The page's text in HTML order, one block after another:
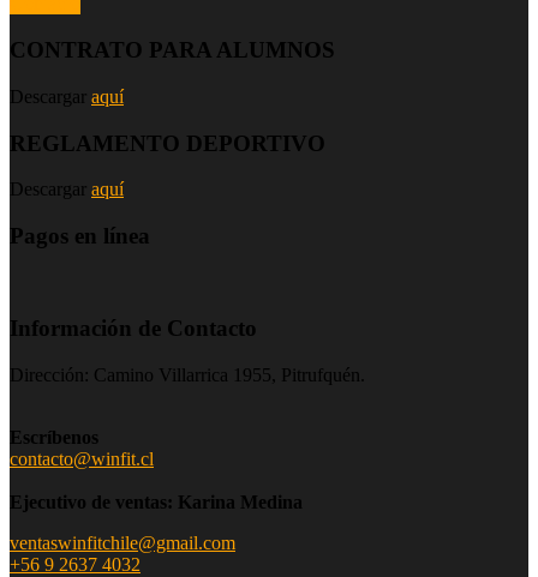
CONTRATO PARA ALUMNOS
Descargar aquí
REGLAMENTO DEPORTIVO
Descargar aquí
Pagos en línea
Información de Contacto
Dirección: Camino Villarrica 1955, Pitrufquén.
Escríbenos
contacto@winfit.cl
Ejecutivo de ventas: Karina Medina
ventaswinfitchile@gmail.com
+56 9 2637 4032